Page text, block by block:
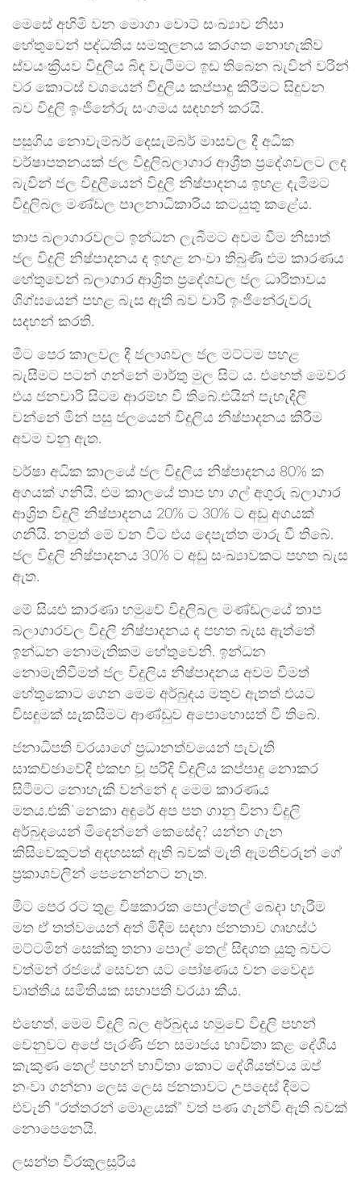
මෙසේ අහිමි වන මොගා වොට් සංඛ්‍යාව නිසා
හේතුවෙන් පද්ධතිය සමතුලනය කරගත නොහැකිව
ස්වයංක්‍රියව විදුලිය බිඳ වැටීමට ඉඩ තිබෙන බැවින් වරින්
වර කොටස් වශයෙන් විදුලිය කප්පාදු කිරීමට සිදුවන
බව විදුලි ඉංජිනේරු සංගමය සඳහන් කරයි.
පසුගිය නොවැම්බර් දෙසැම්බර් මාසවල දී අධික
වර්ෂාපතනයක් ජල විදුලිබලාගාර ආශ්‍රීත ප්‍රදේශවලට ලද
බැවින් ජල විදුලියෙන් විදුලි නිෂ්පාදනය ඉහළ දැමීමට
විදුලිබල මණ්ඩල පාලනාධිකාරිය කටයුතු කළේය.
තාප බලාගාරවලට ඉන්ධන ලැබීමට අවම වීම නිසාත්
ජල විදුලි නිෂ්පාදනය ද ඉහළ නංවා තිබුණි එම කාරණය
හේතුවෙන් බලාගාර ආශ්‍රිත ප්‍රදේශවල ජල ධාරිතාවය
ශිග්‍ඝයෙන් පහළ බැස ඇති බව වාරි ඉංජිනේරුවරු
සදහන් කරති.
මීට පෙර කාලවල දී ජලාශවල ජල මට්ටම පහළ
බැසීමට පටන් ගන්නේ මාර්තු මුල සිට ය. එහෙත් මෙවර
එය ජනවාරි සිටම ආරම්භ වී තිබේ.එයින් පැහැදිලි
වන්නේ මින් පසු ජලයෙන් විදුලිය නිෂ්පාදනය කිරීම
අවම වනු ඇත.
වර්ෂා අධික කාලයේ ජල විදුලිය නිෂ්පාදනය 80% ක
අගයක් ගනියි. එම කාලයේ තාප හා ගල් අගුරු බලාගාර
ආශ්‍රිත විදුලි නිෂ්පාදනය 20% ට 30% ට අඩු අගයක්
ගනියි. නමුත් මේ වන විට එය දෙපැත්ත මාරු වී තිබේ.
ජල විදුලි නිෂ්පාදනය 30% ට අඩු සංඛ්‍යාවකට පහත බැස
ඇත.
මේ සියළු කාරණා හමුවේ විදුලිබල මණ්ඩලයේ තාප
බලාගාරවල විදුලි නිෂ්පාදනය ද පහත බැස ඇත්තේ
ඉන්ධන නොමැතිකම හේතුවෙනි. ඉන්ධන
නොමැතිවීමත් ජල විදුලිය නිෂ්පාදනය අවම වීමත්
හේතුකොට ගෙන මෙම අර්බුදය මතුව ඇතත් එයට
විසඳුමක් සැකසීමට ආණ්ඩුව අපොහොසත් වී තිබේ.
ජනාධිපති වරයාගේ ප්‍රධානත්වයෙන් පැවැති
සාකච්ඡාවේදී එකඟ වූ පරිදි විදුලිය කප්පාදු නොකර
සිටීමට නොහැකි වන්නේ ද මෙම කාරණය
මතය.එකි`නෙකා අඳුරේ අප පත ගානු විනා විදුලි
අර්බුදයෙන් මිදෙන්නේ කෙසේද? යන්න ගැන
කිසිවෙකුටත් අදහසක් ඇති බවක් මැති ඇමතිවරුන් ගේ
ප්‍රකාශවලින් පෙනෙන්නට නැත.
මීට පෙර රට තුළ විෂකාරක පොල්තෙල් බෙදා හැරීම
මත ඒ තත්වයෙන් අත් මිදීම සඳහා ජනතාව ගෘහස්ථ
මට්ටමින් සෙක්කු තනා පොල් තෙල් සිඳගත යුතු බවට
වත්මන් රජයේ සෙවන යට පෝෂණය වන වෛද්‍ය
වෘත්තීය සමිතියක සභාපති වරයා කීය.
එහෙත්, මෙම විදුලි බල අර්බුදය හමුවේ විදුලි පහන්
වෙනුවට අපේ පැරණි ජන සමාජය භාවිතා කළ දේශීය
කැකුණ තෙල් පහන් භාවිතා කොට දේශීයත්වය ඔප්
නංවා ගන්නා ලෙස ලෙස ජනතාවට උපදෙස් දීමට
එවැනි “රත්තරන් මොළයක්” වත් පණ ගැන්වී ඇති බවක්
නොපෙනෙයි.
ලසන්ත වීරකුලසූරිය